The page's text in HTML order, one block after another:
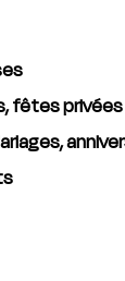
fêtes privées